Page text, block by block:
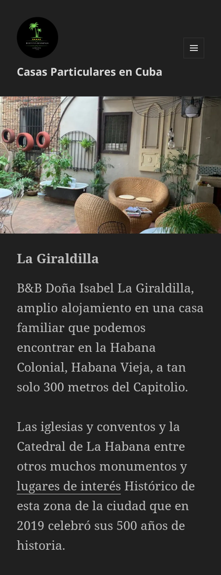
Casas Particulares en Cuba
La Giraldilla
B&B Doña Isabel La Giraldilla,
amplio alojamiento en una casa
familiar que podemos
encontrar en la Habana
Colonial, Habana Vieja, a tan
solo 300 metros del Capitolio.
Las iglesias y conventos y la
Catedral de La Habana entre
otros muchos monumentos y
lugares de interés Histórico de
esta zona de la ciudad que en
2019 celebró sus 500 años de
historia.